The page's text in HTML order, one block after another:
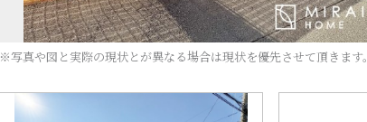
※写真や図と実際の現状とが異なる場合は現状を優先させて頂きます。